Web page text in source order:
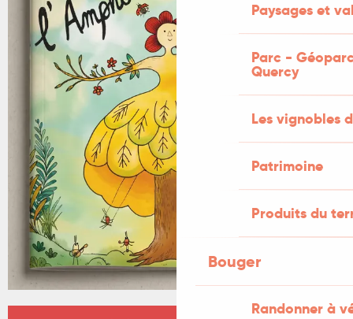
Paysages et
Parc -
Quercy
Les vignobles
Patrimoine
Produits du
Bouger
Randonner à